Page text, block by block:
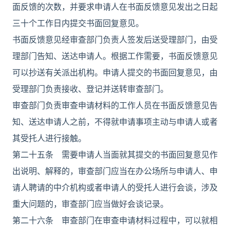
面反馈的次数，并要求申请人在书面反馈意见发出之日起
三十个工作日内提交书面回复意见。
书面反馈意见经审查部门负责人签发后送受理部门，由受
理部门告知、送达申请人。根据工作需要，书面反馈意见
可以抄送有关派出机构。申请人提交的书面回复意见，由
受理部门负责接收、登记并送转审查部门。
审查部门负责审查申请材料的工作人员在书面反馈意见告
知、送达申请人之前，不得就申请事项主动与申请人或者
其受托人进行接触。
第二十五条 需要申请人当面就其提交的书面回复意见作
出说明、解释的，审查部门应当在办公场所与申请人、申
请人聘请的中介机构或者申请人的受托人进行会谈，涉及
重大问题的，审查部门应当做好会谈记录。
第二十六条 审查部门在审查申请材料过程中，可以就相